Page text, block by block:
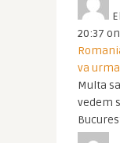
20:37 on
va urma
Multa
vedem